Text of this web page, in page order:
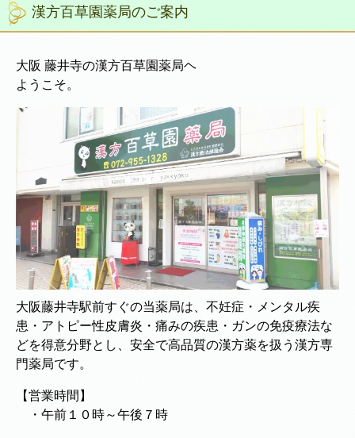
漢方百草園薬局のご案内
大阪 藤井寺の漢方百草園薬局ヘ
ようこそ。
大阪藤井寺駅前すぐの当薬局は、不妊症・メンタル疾
患・アトピー性皮膚炎・痛みの疾患・ガンの免疫療法な
どを得意分野とし、安全で高品質の漢方薬を扱う漢方専
門薬局です。
【営業時間】
・午前１０時～午後７時